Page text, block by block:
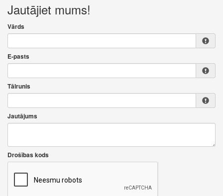
Jautājiet mums!
Vārds
E-pasts
Tālrunis
Jautājums
Drošības kods